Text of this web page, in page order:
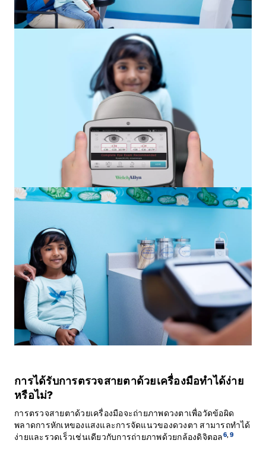
การได้รับการตรวจสายตาด้วยเครื่องมือทำได้ง่าย
หรือไม่?
การตรวจสายตาด้วยเครื่องมือจะถ่ายภาพดวงตาเพื่อวัดข้อผิด
พลาดการหักเหของแสงและการจัดแนวของดวงตา สามารถทำได้
ง่ายและรวดเร็วเช่นเดียวกับการถ่ายภาพด้วยกล้องดิจิตอล6,9